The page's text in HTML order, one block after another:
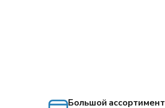
Большой ассортимент